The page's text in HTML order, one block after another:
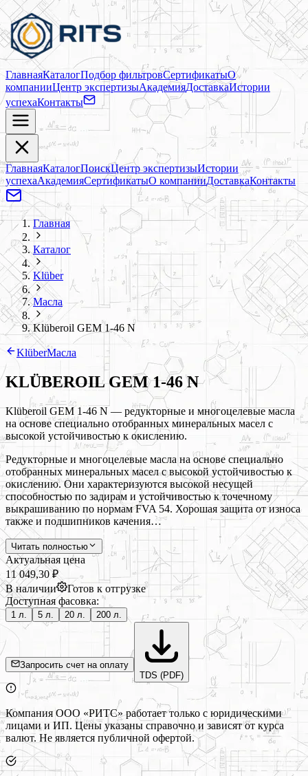
ГлавнаяКаталогПодбор фильтровСертификатыО
компанииЦентр экспертизыАкадемияДоставкаИстории
успехаКонтакты
ГлавнаяКаталогПоискЦентр экспертизыИстории
успехаАкадемияСертификатыО компанииДоставкаКонтакты
Главная
Каталог
Klüber
Масла
Klüberoil GEM 1-46 N
KlüberМасла
KLÜBEROIL GEM 1-46 N
Klüberoil GEM 1-46 N — редукторные и многоцелевые масла
на основе специально отобранных минеральных масел с
высокой устойчивостью к окислению.
Редукторные и многоцелевые масла на основе специально
отобранных минеральных масел с высокой устойчивостью к
окислению. Они характеризуются высокой несущей
способностью по задирам и устойчивостью к точечному
выкрашиванию по нормам FVA 54. Хорошая защита от износа
также и подшипников качения…
Читать полностью
Актуальная цена
11 049,30 ₽
В наличии
Готов к отгрузке
Доступная фасовка:
1 л. 5 л. 20 л. 200 л.
Запросить счет на оплату
TDS (PDF)
Компания ООО «РИТС» работает только с юридическими
лицами и ИП. Цены указаны справочно и зависят от курса
валют. Не является публичной офертой.